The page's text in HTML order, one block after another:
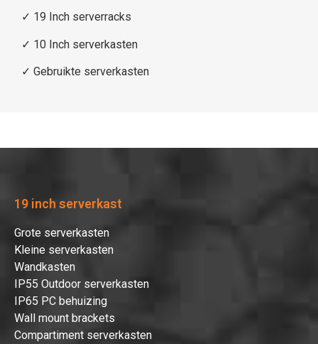
✓ 19 Inch serverracks
✓ 10 Inch serverkasten
✓ Gebruikte serverkasten
19 inch serverkast
Grote serverkasten
Kleine serverkasten
Wandkasten
IP55 Outdoor serverkasten
IP65 PC behuizing
Wall mount brackets
Compartiment serverkasten